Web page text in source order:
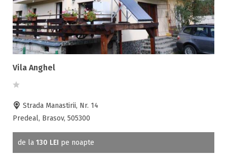
Oferta Cantonamente ( 1 )
Facilități
Internet wireless
Pensiune completa
Demipensiune
Vila Anghel
Strada Manastirii, Nr. 14
Predeal, Brasov, 505300
de la 130 LEI pe noapte